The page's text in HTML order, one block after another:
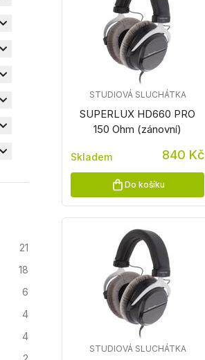
21
18
6
4
4
SUPERLUX HD660 PRO
150 Ohm (zánovní)
STUDIOVÁ SLUCHÁTKA
Skladem 840 Kč
Do košíku
STUDIOVÁ SLUCHÁTKA